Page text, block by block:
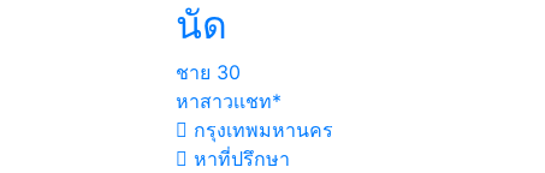
นัด
ชาย 30
หาสาวเเชท*
กรุงเทพมหานคร
หาที่ปรึกษา